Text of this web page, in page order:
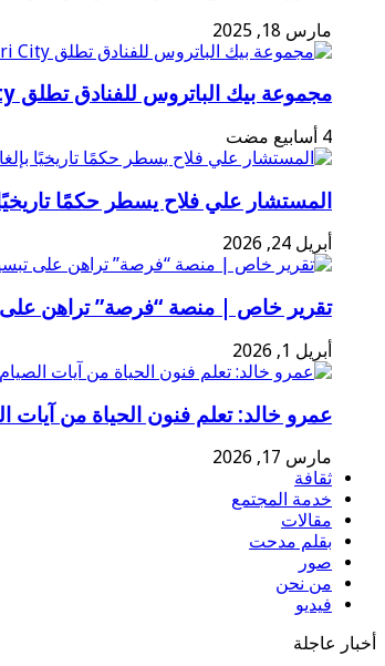
مارس 18, 2025
مجموعة بيك الباتروس للفنادق تطلق Capri City أكبر مدينة سياحية متكاملة في سهل حشيش تضم 6 منتجعات و5 آلاف غرفة
المستشار علي فلاح يسطر حكمًا
أبريل 24, 2026
تقرير خاص | منصة “فرصة” تراهن على
أبريل 1, 2026
عمرو خالد: تعلم فنون الحياة من آيات
مارس 17, 2026
ثقافة
خدمة المجتمع
مقالات
بقلم مدحت
صور
من نحن
فيديو
أخبار عاجلة